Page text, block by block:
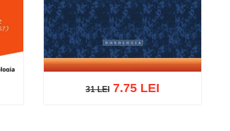
31 LEI 7.75 LEI